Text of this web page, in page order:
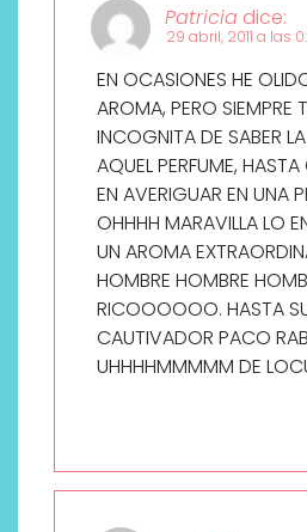
Patricia dice:
29 abril, 2011 a las
EN OCASIONES HE
AROMA, PERO SIEMPRE
INCOGNITA DE SABER
AQUEL PERFUME,
EN AVERIGUAR EN UNA
OHHHH MARAVILLA LO
UN AROMA
HOMBRE HOMBRE
RICOOOOOO. HASTA
CAUTIVADOR PACO
UHHHHMMMMM DE